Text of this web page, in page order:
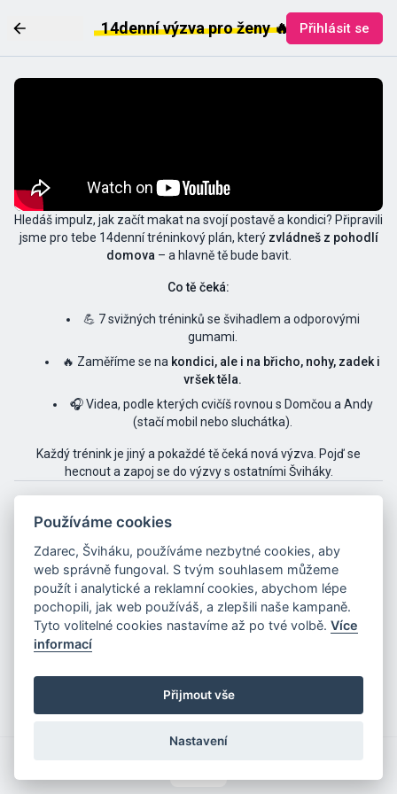
14denní výzva pro ženy 🔥 Přihlásit se
Hledáš impulz, jak začít makat na svojí postavě a kondici? Připravili
jsme pro tebe 14denní tréninkový plán, který zvládneš z pohodlí
domova – a hlavně tě bude bavit.
Co tě čeká:
💪 7 svižných tréninků se švihadlem a odporovými
gumami.
🔥 Zaměříme se na kondici, ale i na břicho, nohy, zadek i
vršek těla.
🎧 Videa, podle kterých cvičíš rovnou s Domčou a Andy
(stačí mobil nebo sluchátka).
Každý trénink je jiný a pokaždé tě čeká nová výzva. Pojď se
hecnout a zapoj se do výzvy s ostatními Šviháky.
👉 Chci se zapojit do výzvy
5 /10
Používáme cookies
Zdarec, Šviháku, používáme nezbytné cookies, aby
web správně fungoval. S tvým souhlasem můžeme
použít i analytické a reklamní cookies, abychom lépe
pochopili, jak web používáš, a zlepšili naše kampaně.
Tyto volitelné cookies nastavíme až po tvé volbě.Více
informací
Přijmout vše
Nastavení